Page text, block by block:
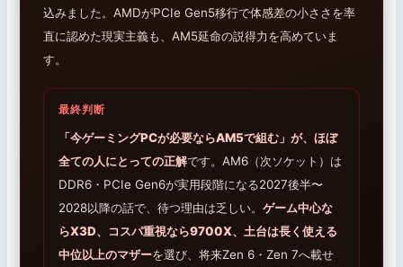
込みました。AMDがPCIe Gen5移行で体感差の小ささを率
直に認めた現実主義も、AM5延命の説得力を高めていま
す。
最終判断
「今ゲーミングPCが必要ならAM5で組む」が、ほぼ
全ての人にとっての正解です。AM6（次ソケット）は
DDR6・PCIe Gen6が実用段階になる2027後半〜
2028以降の話で、待つ理由は乏しい。ゲーム中心な
らX3D、コスパ重視なら9700X、土台は長く使える
中位以上のマザーを選び、将来Zen 6・Zen 7へ載せ